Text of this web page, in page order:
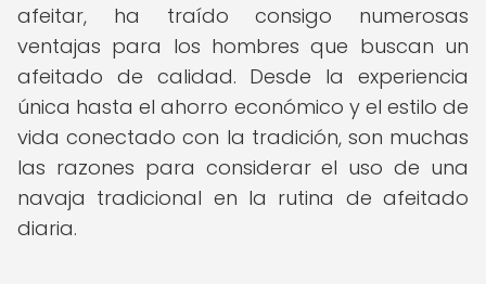
afeitar, ha traído consigo numerosas
ventajas para los hombres que buscan un
afeitado de calidad. Desde la experiencia
única hasta el ahorro económico y el estilo de
vida conectado con la tradición, son muchas
las razones para considerar el uso de una
navaja tradicional en la rutina de afeitado
diaria.